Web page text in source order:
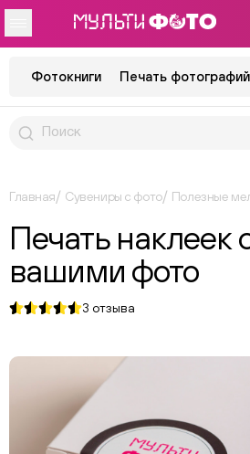
Фотокниги Печать фотографий
Главная Сувениры с фото Полезные
Печать наклеек
вашими фото
3 отзыва